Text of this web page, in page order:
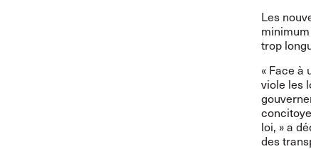
Les
trop
« Face à
viole les
loi, » a
des